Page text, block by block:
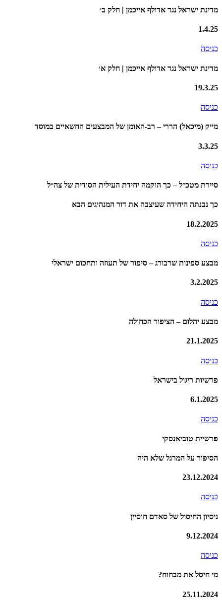
מדינת ישראל נגד אדולף אייכמן | חלק ב׳
1.4.25
כניסה
מדינת ישראל נגד אדולף אייכמן | חלק א׳
19.3.25
כניסה
מייק (מיכאל) הררי – רב-האומן של המבצעים החשאיים במוסד
3.3.25
כניסה
סיירת מטכ״ל – כך הוקמה יחידת העילית הסודית של צה״ל
כך נבנתה היחידה שעיצבה את דור המנהיגים הבא
18.2.2025
כניסה
מבצע ספינות שרבורג – סיפור של תעוזה ותחכום ישראלי
3.2.2025
כניסה
מבצע יהלום – הציפור הכחולה
21.1.2025
כניסה
פרשיות ריגול בישראל
6.1.2025
כניסה
פרשיית טוביאנסקי
הסיפור על המרגל שלא היה
23.12.2024
כניסה
ניסיון החיסול של סאדם חוסיין
9.12.2024
כניסה
מי חיסל את מבחוח?
25.11.2024